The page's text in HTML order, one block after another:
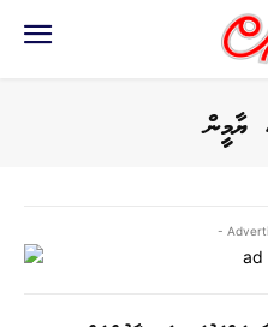
ޔާމީން
-